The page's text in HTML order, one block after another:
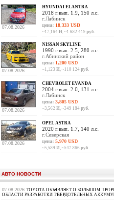
07.08.2026
HYUNDAI ELANTRA
2018 г.вып. 1.9, 150 л.с.
г.Лабинск
цена: 18,333 USD
~17,164 И, ~1 682 419 руб.
07.08.2026
NISSAN SKYLINE
1990 г.вып. 2.5, 280 л.с.
г.Абинский район
цена: 1,200 USD
~1,123 И, ~110 124 руб.
07.08.2026
CHEVROLET EVANDA
2004 г.вып. 2.0, 131 л.с.
г.Лабинск
цена: 3,805 USD
~3,562 И, ~349 184 руб.
07.08.2026
OPEL ASTRA
2020 г.вып. 1.7, 140 л.с.
г.Северская
цена: 5,970 USD
~5,589 И, ~547 866 руб.
АВТО НОВОСТИ
07.08.2026 TOYOTA ОБЪЯВЛЯЕТ О БОЛЬШОМ
ОБЛАСТИ РАЗРАБОТКИ ТВЕРДОТЕЛЬНЫХ